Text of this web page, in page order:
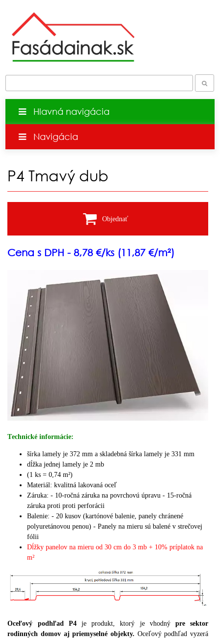
Hlavná navigácia
Navigácia
P4 Tmavý dub
Objednať
Cena s DPH - 8,78 €/ks (11,87 €/m²)
Technické informácie:
šírka lamely je 372 mm a skladebná šírka lamely je 331 mm
dĺžka jednej lamely je 2 mb
(1 ks = 0,74 m²)
Materiál: kvalitná lakovaná oceľ
Záruka: - 10-ročná záruka na povrchovú úpravu - 15-ročná
záruka proti proti perforácii
Balenie: - 20 kusov (kartónové balenie, panely chránené
polyuretánovou penou) - Panely na mieru sú balené v strečovej
fólii
Dĺžky panelov na mieru od 30 cm do 3 mb + 10% príplatok na
m²
Oceľový podhľad P4je produkt, ktorý je vhodný pre sektor
rodinných domov aj priemyselné objekty. Oceľový podhľad vyzerá